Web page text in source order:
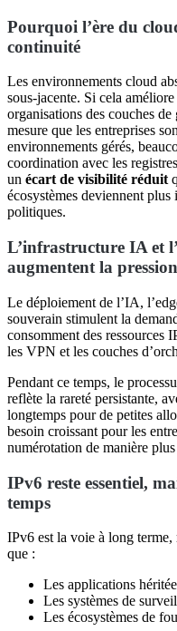
Pourquoi l’ère du
continuité
Les environnements cloud
sous-jacente. Si cela
organisations des couches
mesure que les entreprises
environnements gérés,
coordination avec les
un écart de visibilité réduit
écosystèmes deviennent
politiques.
L’infrastructure IA et
augmentent la pression
Le déploiement de l’IA,
souverain stimulent la
consomment des ressources
les VPN et les couches
Pendant ce temps, le
reflète la rareté persistante,
longtemps pour de petites
besoin croissant pour les
numérotation de manière
IPv6 reste essentiel,
temps
IPv6 est la voie à long terme,
que :
Les applications
Les systèmes de
Les écosystèmes de